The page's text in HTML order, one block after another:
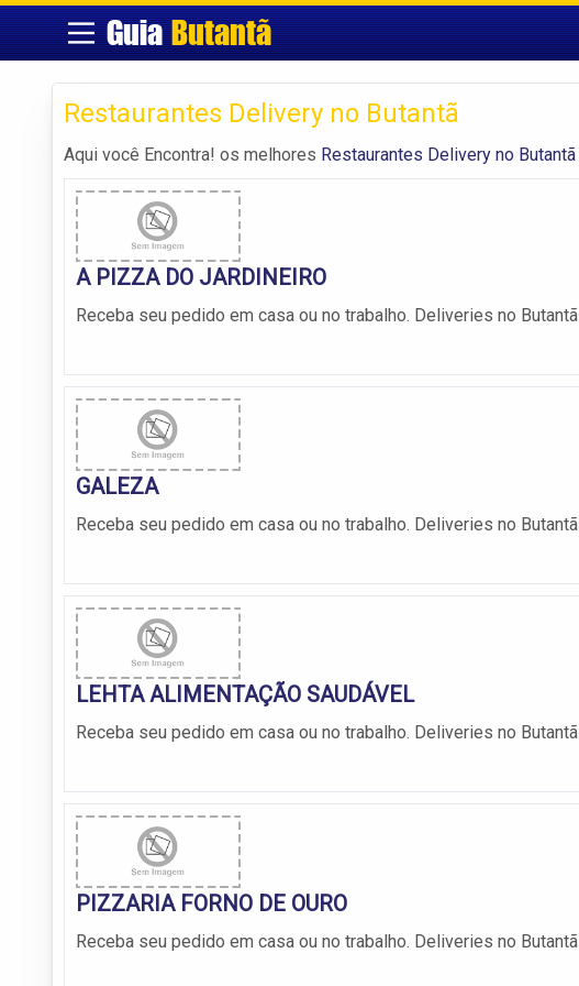
GuiaButantã
Restaurantes Delivery no Butantã
Aqui você Encontra! os melhores Restaurantes Delivery no Butantã
A PIZZA DO JARDINEIRO
Receba seu pedido em casa ou no trabalho. Deliveries no Butantã
GALEZA
Receba seu pedido em casa ou no trabalho. Deliveries no Butantã
LEHTA ALIMENTAÇÃO SAUDÁVEL
Receba seu pedido em casa ou no trabalho. Deliveries no Butantã
PIZZARIA FORNO DE OURO
Receba seu pedido em casa ou no trabalho. Deliveries no Butantã